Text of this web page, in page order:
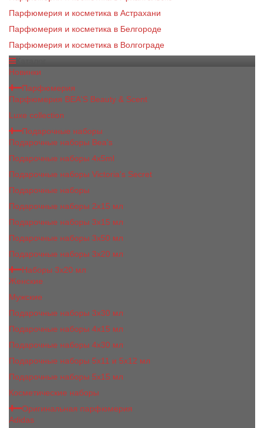
Парфюмерия и косметика в Астрахани
Парфюмерия и косметика в Белгороде
Парфюмерия и косметика в Волгограде
Новинки
Парфюмерия
Парфюмерия BEA'S Beauty & Scent
Luxe collection
Подарочные наборы
Подарочные наборы Bea's
Подарочные наборы 4х5ml
Подарочные наборы Victoria's Secret
Подарочные наборы
Подарочные наборы 2x15 мл
Подарочные наборы 3х15 мл
Подарочные наборы 3x50 мл
Подарочные наборы 3x20 мл
Наборы 3х20 мл
Женские
Мужские
Подарочные наборы 3х30 мл
Подарочные наборы 4x15 мл
Подарочные наборы 4x30 мл
Подарочные наборы 5x11 и 5х12 мл
Подарочные наборы 5x15 мл
Косметические наборы
Оригинальная парфюмерия
Adidas